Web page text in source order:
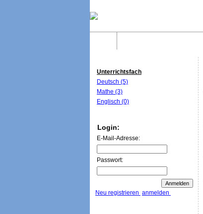
Unterrichtsfach
Deutsch (5)
Mathe (3)
Englisch (0)
Login:
E-Mail-Adresse:
Passwort:
Neu registrieren anmelden